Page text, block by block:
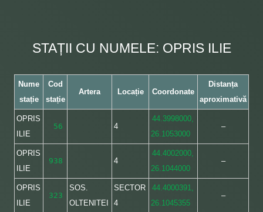
STAȚII CU NUMELE: OPRIS ILIE
Nume
stație
Cod
stație
Artera Locație Coordonate
Distanța
aproximativă
OPRIS
ILIE
56 4
44.3998000,
26.1053000
–
OPRIS
ILIE
938 4
44.4002000,
26.1044000
–
OPRIS
ILIE
323
SOS.
OLTENITEI
SECTOR
4
44.4000391,
26.1045355
–